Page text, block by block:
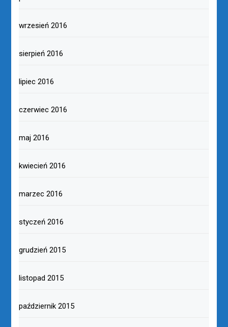
wrzesień 2016
sierpień 2016
lipiec 2016
czerwiec 2016
maj 2016
kwiecień 2016
marzec 2016
styczeń 2016
grudzień 2015
listopad 2015
październik 2015